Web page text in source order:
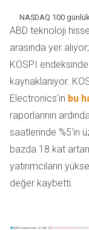
NASDAQ 100
ABD teknoloji
arasında yer
KOSPI
kaynaklanıyor.
Electronics'in bu
raporlarının
saatlerinde %5'in
bazda 18 kat
yatırımcıların
değer kaybetti.